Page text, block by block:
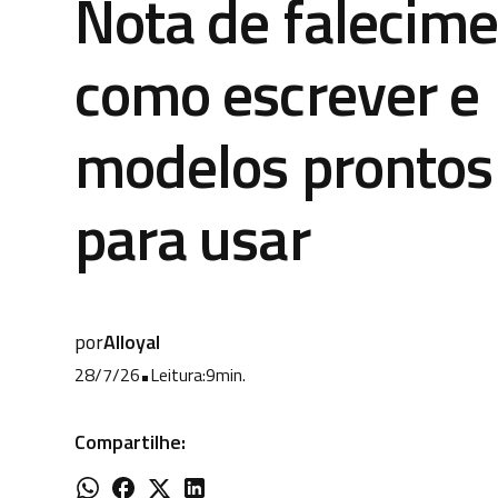
Nota de
como escrever e
modelos prontos
para usar
porAlloyal
28/7/26•Leitura:9min.
Compartilhe: